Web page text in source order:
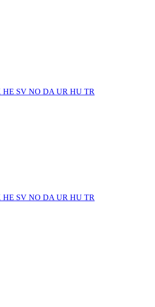
HE SV NO DA UR HU TR
HE SV NO DA UR HU TR